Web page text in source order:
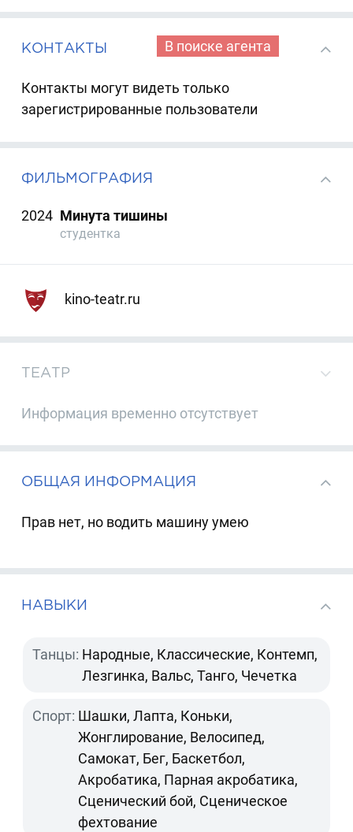
КОНТАКТЫ В поиске агента
Контакты могут видеть только
зарегистрированные пользователи
ФИЛЬМОГРАФИЯ
2024 Минута тишины
студентка
kino-teatr.ru
ТЕАТР
Информация временно отсутствует
ОБЩАЯ ИНФОРМАЦИЯ
Прав нет, но водить машину умею
НАВЫКИ
Танцы: Народные, Классические, Контемп,
Лезгинка, Вальс, Танго, Чечетка
Спорт: Шашки, Лапта, Коньки,
Жонглирование, Велосипед,
Самокат, Бег, Баскетбол,
Акробатика, Парная акробатика,
Сценический бой, Сценическое
фехтование